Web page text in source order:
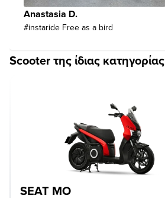
Anastasia D.
#instaride Free as a bird
Scooter της ίδιας κατηγορίας
SEAT MO